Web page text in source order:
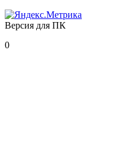
Версия для ПК
0